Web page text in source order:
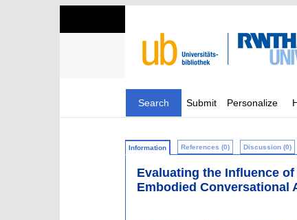
Search Submit Personalize
Information References (0) Discussion (0)
Evaluating the Influence
Embodied Conversational